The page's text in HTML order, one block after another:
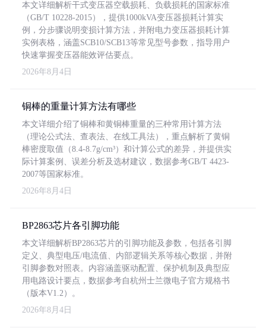
本文详细解析干式变压器空载损耗、负载损耗的国家标准
（GB/T 10228-2015），提供1000kVA变压器损耗计算实
例，分步骤说明变损计算方法，并附电力变压器损耗计算
实例表格，涵盖SCB10/SCB13等常见型号参数，指导用户
快速掌握变压器能效评估要点。
2026年8月4日
铜棒的重量计算方法有哪些
本文详细介绍了铜棒和黄铜棒重量的三种常用计算方法
（理论公式法、查表法、在线工具法），重点解析了黄铜
棒密度取值（8.4-8.7g/cm³）和计算公式的差异，并提供实
际计算案例、误差分析及选材建议，数据参考GB/T 4423-
2007等国家标准。
2026年8月4日
BP2863芯片各引脚功能
本文详细解析BP2863芯片的引脚功能及参数，包括各引脚
定义、典型电压/电流值、内部逻辑关系等核心数据，并附
引脚参数对照表。内容涵盖驱动配置、保护机制及典型应
用电路设计要点，数据参考自杭州士兰微电子官方规格书
（版本V1.2）。
2026年8月4日